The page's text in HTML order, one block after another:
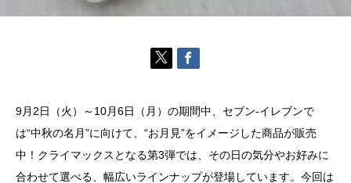
9月2日（火）～10月6日（月）の期間中、セブン-イレブンで
は“中秋の名月”に向けて、“お月見”をイメージした商品が販売
中！クライマックスとなる第3弾では、その日の気分やお好みに
合わせて選べる、幅広いラインナップが登場しています。今回は